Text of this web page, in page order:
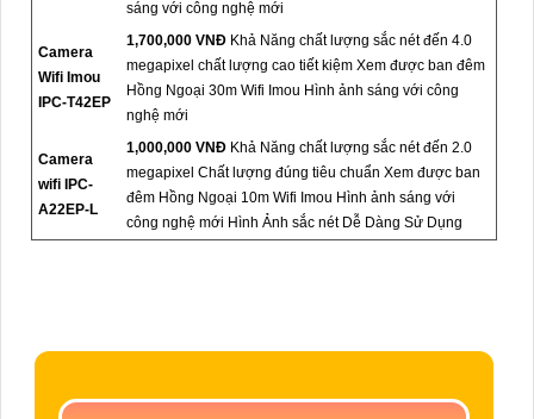
sáng với công nghệ mới
Camera
Wifi Imou
IPC-T42EP
1,700,000 VNĐ Khả Năng chất lượng sắc nét đến 4.0
megapixel chất lượng cao tiết kiệm Xem được ban đêm
Hồng Ngoại 30m Wifi Imou Hình ảnh sáng với công
nghệ mới
Camera
wifi IPC-
A22EP-L
1,000,000 VNĐ Khả Năng chất lượng sắc nét đến 2.0
megapixel Chất lượng đúng tiêu chuẩn Xem được ban
đêm Hồng Ngoại 10m Wifi Imou Hình ảnh sáng với
công nghệ mới Hình Ảnh sắc nét Dễ Dàng Sử Dụng